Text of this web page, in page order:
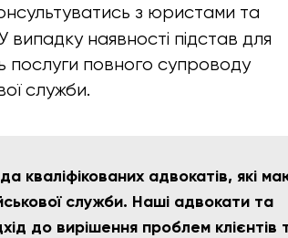
з юристами та
випадку наявності підстав для
послуги повного супроводу
служби.
кваліфікованих адвокатів, які
служби. Наші адвокати та
до вирішення проблем клієнтів